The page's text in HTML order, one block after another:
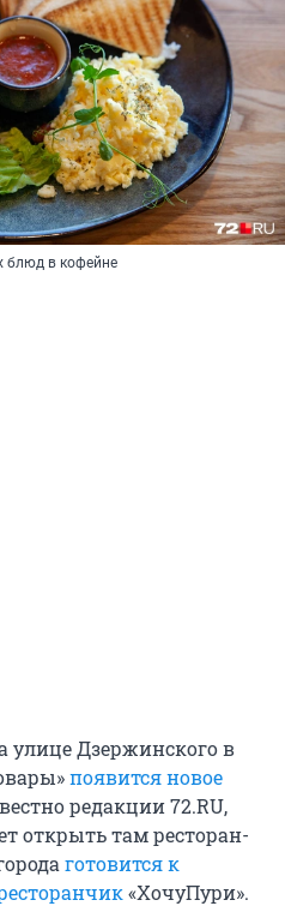
блюд в кофейне
улице Дзержинского в
появится новое
редакции 72.RU,
открыть там ресторан-
готовится к
«ХочуПури».